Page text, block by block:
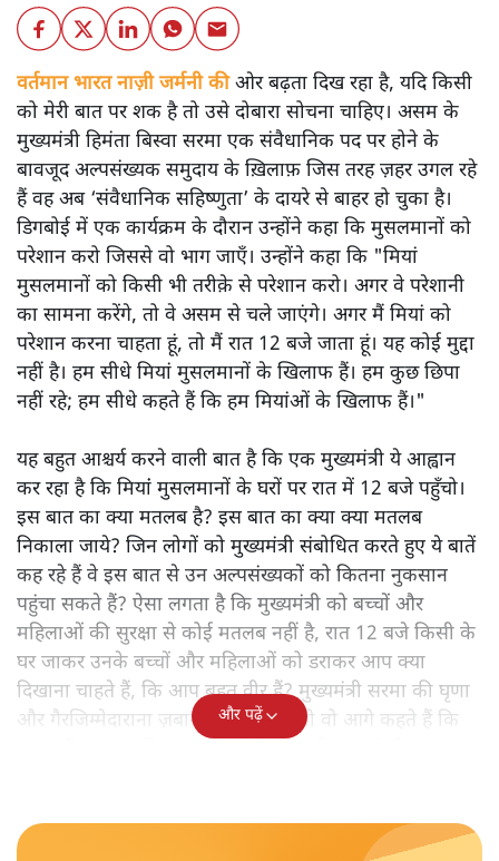
वर्तमान भारत नाज़ी जर्मनी कीओर बढ़ता दिख रहा है, यदि किसी
को मेरी बात पर शक है तो उसे दोबारा सोचना चाहिए। असम के
मुख्यमंत्री हिमंता बिस्वा सरमा एक संवैधानिक पद पर होने के
बावजूद अल्पसंख्यक समुदाय के ख़िलाफ़ जिस तरह ज़हर उगल रहे
हैं वह अब ‘संवैधानिक सहिष्णुता’ के दायरे से बाहर हो चुका है।
डिगबोई में एक कार्यक्रम के दौरान उन्होंने कहा कि मुसलमानों को
परेशान करो जिससे वो भाग जाएँ। उन्होंने कहा कि "मियां
मुसलमानों को किसी भी तरीक़े से परेशान करो। अगर वे परेशानी
का सामना करेंगे, तो वे असम से चले जाएंगे। अगर मैं मियां को
परेशान करना चाहता हूं, तो मैं रात 12 बजे जाता हूं। यह कोई मुद्दा
नहीं है। हम सीधे मियां मुसलमानों के खिलाफ हैं। हम कुछ छिपा
नहीं रहे; हम सीधे कहते हैं कि हम मियांओं के खिलाफ हैं।"
यह बहुत आश्चर्य करने वाली बात है कि एक मुख्यमंत्री ये आह्वान
कर रहा है कि मियांं मुसलमानों के घरों पर रात में 12 बजे पहुँचो।
इस बात का क्या मतलब है? इस बात का क्या क्या मतलब
निकाला जाये? जिन लोगों को मुख्यमंत्री संबोधित करते हुए ये बातें
कह रहे हैं वे इस बात से उन अल्पसंख्यकों को कितना नुकसान
पहुंचा सकते हैं? ऐसा लगता है कि मुख्यमंत्री को बच्चों और
महिलाओं की सुरक्षा से कोई मतलब नहीं है, रात 12 बजे किसी के
घर जाकर उनके बच्चों और महिलाओं को डराकर आप क्या
दिखाना चाहते हैं, कि आप बहुत वीर हैं? मुख्यमंत्री सरमा की घृणा
और गैरजिम्मेदाराना ज़बान यहीं नहीं रुकती वो आगे कहते हैं कि
और पढ़ें